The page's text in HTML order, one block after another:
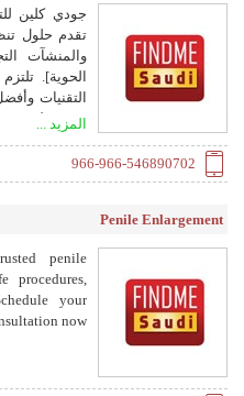
جودي كلين
تقدم حلول
والمنشآت
الحوية].
التقنيات
بيئة نظيفة
المزيد ...
966-966-546890702
Penile Enlargement
penile
procedures,
your
now!